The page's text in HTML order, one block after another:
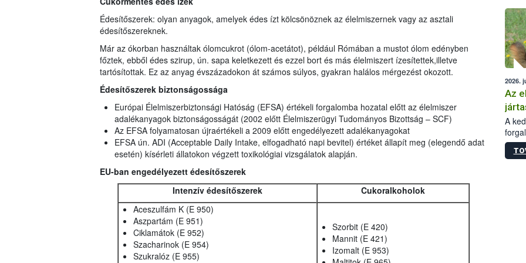
Édesítőszerek: olyan anyagok, amelyek édes ízt kölcsönöznek az élelmiszernek vagy az asztali
édesítőszereknek.
Már az ókorban használtak ólomcukrot (ólom-acetátot), például Rómában a mustot ólom edényben
főztek, ebből édes szirup, ún. sapa keletkezett és ezzel bort és más élelmiszert ízesítettek,illetve
tartósítottak. Ez az anyag évszázadokon át számos súlyos, gyakran halálos mérgezést okozott.
Édesítőszerek biztonságossága
Európai Élelmiszerbiztonsági Hatóság (EFSA) értékeli forgalomba hozatal előtt az élelmiszer
adalékanyagok biztonságosságát (2002 előtt Élelmiszerügyi Tudományos Bizottság – SCF)
Az EFSA folyamatosan újraértékeli a 2009 előtt engedélyezett adalékanyagokat
EFSA ún. ADI (Acceptable Daily Intake, elfogadható napi bevitel) értéket állapít meg (elegendő adat
esetén) kísérleti állatokon végzett toxikológiai vizsgálatok alapján.
EU-ban engedélyezett édesítőszerek
Intenzív édesítőszerek
Cukoralkoholok
Aceszulfám K (E 950)
Aszpartám (E 951)
Ciklamátok (E 952)
Szacharinok (E 954)
Szukralóz (E 955)
Szorbit (E 420)
Mannit (E 421)
Izomalt (E 953)
2026.
Az
A